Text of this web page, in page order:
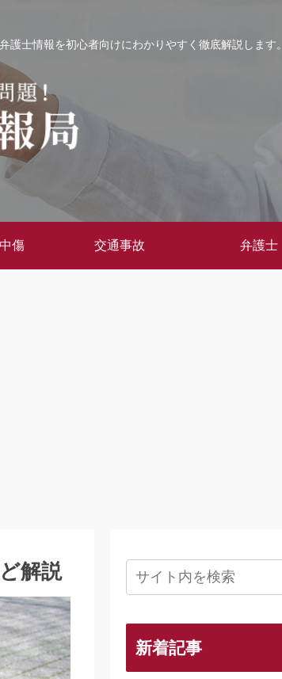
士情報を初心者向けにわかりやすく徹底解説します。
傷 交通事故 弁護士
解説
新着記事